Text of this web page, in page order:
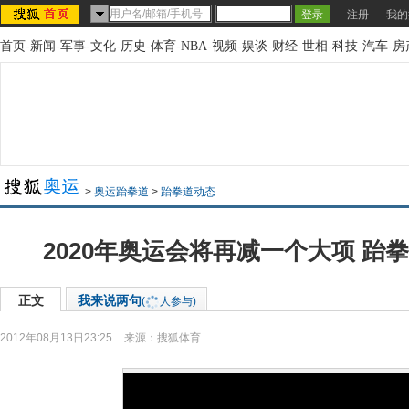
注册 我
首页-新闻-军事-文化-历史-体育-NBA-视频-娱谈-财经-世相-科技-汽车-房
> 奥运跆拳道 > 跆拳道动态
2020年奥运会将再减一个大项 跆
正文 我来说两句( 人参与)
2012年08月13日23:25 来源： 搜狐体育